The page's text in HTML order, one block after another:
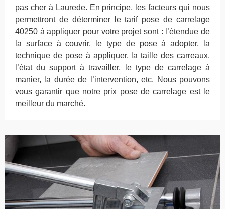
pas cher à Laurede. En principe, les facteurs qui nous
permettront de déterminer le tarif pose de carrelage
40250 à appliquer pour votre projet sont : l’étendue de
la surface à couvrir, le type de pose à adopter, la
technique de pose à appliquer, la taille des carreaux,
l’état du support à travailler, le type de carrelage à
manier, la durée de l’intervention, etc. Nous pouvons
vous garantir que notre prix pose de carrelage est le
meilleur du marché.